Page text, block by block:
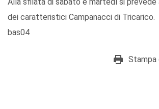
Alla sfilata di sabato e martedì si prevede
dei caratteristici Campanacci di Tricarico.
bas04